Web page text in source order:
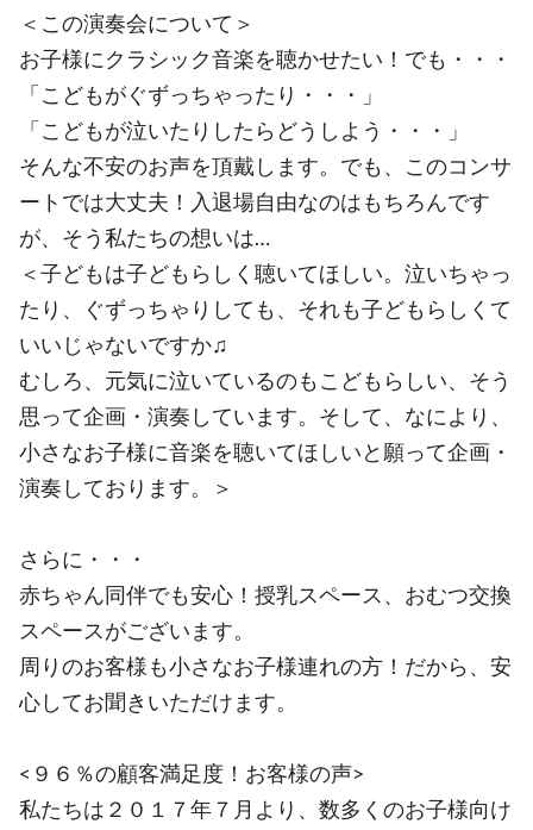
＜この演奏会について＞
お子様にクラシック音楽を聴かせたい！でも・・・
「こどもがぐずっちゃったり・・・」
「こどもが泣いたりしたらどうしよう・・・」
そんな不安のお声を頂戴します。でも、このコンサ
ートでは大丈夫！入退場自由なのはもちろんです
が、そう私たちの想いは…
＜子どもは子どもらしく聴いてほしい。泣いちゃっ
たり、ぐずっちゃりしても、それも子どもらしくて
いいじゃないですか♫
むしろ、元気に泣いているのもこどもらしい、そう
思って企画・演奏しています。そして、なにより、
小さなお子様に音楽を聴いてほしいと願って企画・
演奏しております。＞
さらに・・・
赤ちゃん同伴でも安心！授乳スペース、おむつ交換
スペースがございます。
周りのお客様も小さなお子様連れの方！だから、安
心してお聞きいただけます。
<９６％の顧客満足度！お客様の声>
私たちは２０１７年７月より、数多くのお子様向け